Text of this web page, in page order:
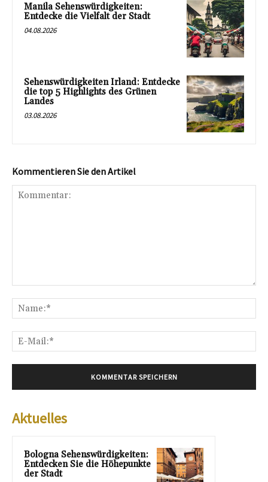
Manila Sehenswürdigkeiten:
Entdecke die Vielfalt der Stadt
04.08.2026
Sehenswürdigkeiten Irland: Entdecke
die top 5 Highlights des Grünen
Landes
03.08.2026
Kommentieren Sie den Artikel
Aktuelles
Bologna Sehenswürdigkeiten:
Entdecken Sie die Höhepunkte
der Stadt